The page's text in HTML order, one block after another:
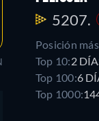
5207.
Posición
Top 10:2
Top 100:6
Top 1000: